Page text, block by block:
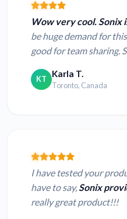
Wow very cool. Sonix
be huge demand for
good for team sharing.
KT Karla T.
Toronto, Canada
I have tested your
have to say,Sonix
really great product!!!